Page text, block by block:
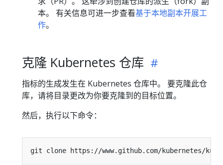
本。 有关信息可进一步查看基于本地副本开展工
作。
克隆 Kubernetes 仓库
指标的生成发生在 Kubernetes 仓库中。 要克隆此仓
库，请将目录更改为你要克隆到的目标位置。
然后，执行以下命令：